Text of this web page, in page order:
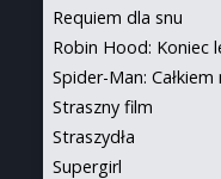
Requiem dla snu
Robin Hood: Koniec
Spider-Man:
Straszny film
Straszydła
Supergirl